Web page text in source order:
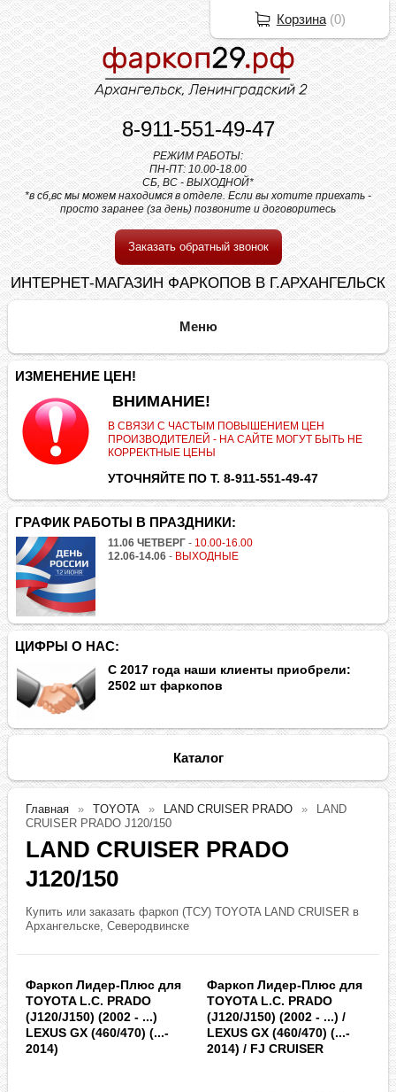
8-911-551-49-47
РЕЖИМ РАБОТЫ:
ПН-ПТ: 10.00-18.00
СБ, ВС - ВЫХОДНОЙ*
*в сб,вс мы можем находимся в отделе. Если вы хотите приехать -
просто заранее (за день) позвоните и договоритесь
Заказать обратный звонок
ИНТЕРНЕТ-МАГАЗИН ФАРКОПОВ В Г.АРХАНГЕЛЬСК
ИЗМЕНЕНИЕ ЦЕН!
ВНИМАНИЕ!
В СВЯЗИ С ЧАСТЫМ ПОВЫШЕНИЕМ ЦЕН
ПРОИЗВОДИТЕЛЕЙ - НА САЙТЕ МОГУТ БЫТЬ НЕ
КОРРЕКТНЫЕ ЦЕНЫ
УТОЧНЯЙТЕ ПО Т. 8-911-551-49-47
ГРАФИК РАБОТЫ В ПРАЗДНИКИ:
11.06 ЧЕТВЕРГ - 10.00-16.00
12.06-14.06 - ВЫХОДНЫЕ
ЦИФРЫ О НАС:
С 2017 года наши клиенты приобрели:
2502 шт фаркопов
Каталог
Главная TOYOTA LAND CRUISER PRADO
LAND
CRUISER PRADO J120/150
LAND CRUISER PRADO
J120/150
Купить или заказать фаркоп (ТСУ) TOYOTA LAND CRUISER в
Архангельске, Северодвинске
Фаркоп Лидер-Плюс для
TOYOTA L.C. PRADO
(J120/J150) (2002 - ...)
LEXUS GX (460/470) (...-
2014)
Фаркоп Лидер-Плюс для
TOYOTA L.C. PRADO
(J120/J150) (2002 - ...) /
LEXUS GX (460/470) (...-
2014) / FJ CRUISER
Корзина(0)